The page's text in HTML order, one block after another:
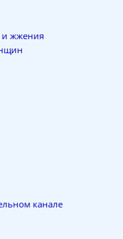
и жжения
канале